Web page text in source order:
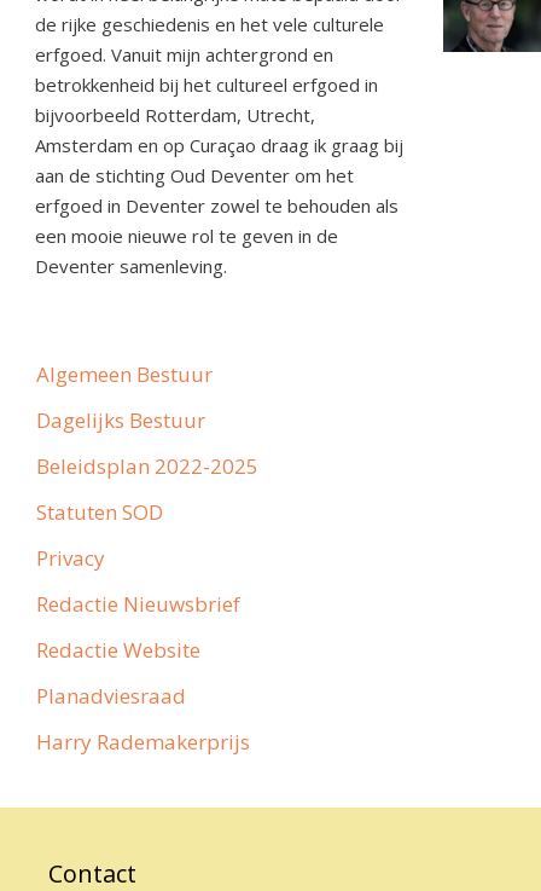
de rijke geschiedenis en het vele culturele
erfgoed. Vanuit mijn achtergrond en
betrokkenheid bij het cultureel erfgoed in
bijvoorbeeld Rotterdam, Utrecht,
Amsterdam en op Curaçao draag ik graag bij
aan de stichting Oud Deventer om het
erfgoed in Deventer zowel te behouden als
een mooie nieuwe rol te geven in de
Deventer samenleving.
Algemeen Bestuur
Dagelijks Bestuur
Beleidsplan 2022-2025
Statuten SOD
Privacy
Redactie Nieuwsbrief
Redactie Website
Planadviesraad
Harry Rademakerprijs
Contact